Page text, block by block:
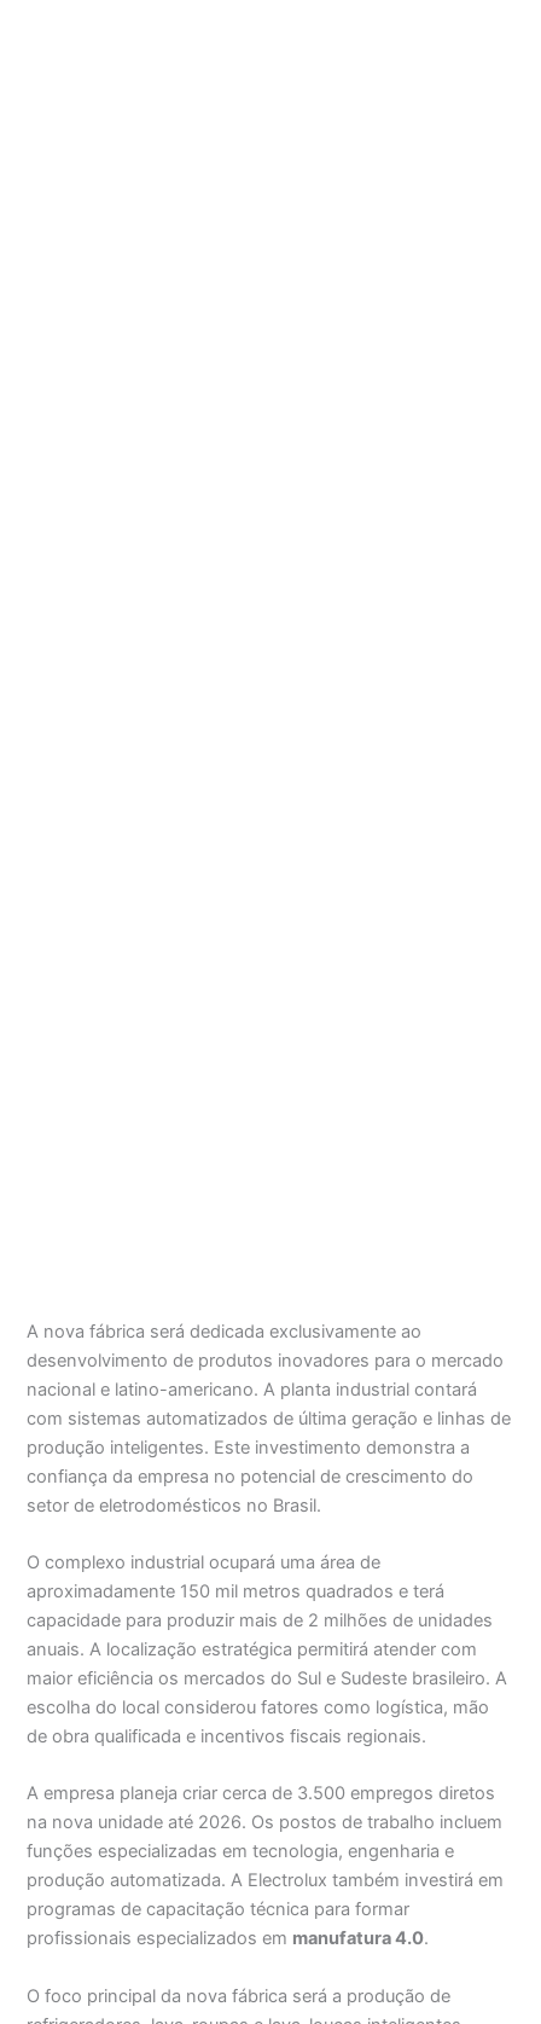
A nova fábrica será dedicada exclusivamente ao
desenvolvimento de produtos inovadores para o mercado
nacional e latino-americano. A planta industrial contará
com sistemas automatizados de última geração e linhas de
produção inteligentes. Este investimento demonstra a
confiança da empresa no potencial de crescimento do
setor de eletrodomésticos no Brasil.
O complexo industrial ocupará uma área de
aproximadamente 150 mil metros quadrados e terá
capacidade para produzir mais de 2 milhões de unidades
anuais. A localização estratégica permitirá atender com
maior eficiência os mercados do Sul e Sudeste brasileiro. A
escolha do local considerou fatores como logística, mão
de obra qualificada e incentivos fiscais regionais.
A empresa planeja criar cerca de 3.500 empregos diretos
na nova unidade até 2026. Os postos de trabalho incluem
funções especializadas em tecnologia, engenharia e
produção automatizada. A Electrolux também investirá em
programas de capacitação técnica para formar
profissionais especializados em manufatura 4.0.
O foco principal da nova fábrica será a produção de